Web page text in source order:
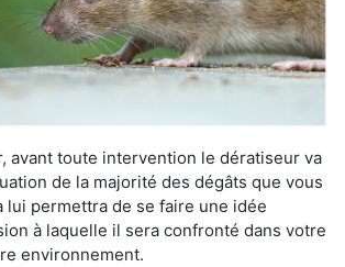
avant toute intervention le dératiseur va
de la majorité des dégâts que vous
lui permettra de se faire une idée
à laquelle il sera confronté dans votre
environnement.